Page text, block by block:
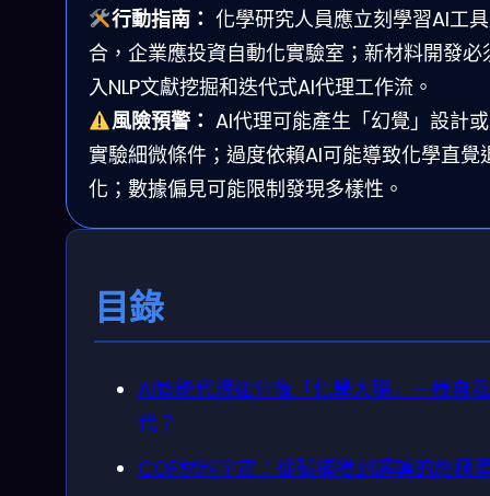
行動指南： 化學研究人員應立刻學習AI工
合，企業應投資自動化實驗室；新材料開發必
入NLP文獻挖掘和迭代式AI代理工作流。
風險預警： AI代理可能產生「幻覺」設計
實驗細微條件；過度依賴AI可能導致化學直覺
化；數據偏見可能限制發現多樣性。
目錄
AI智能代理如何像「化學大腦」一樣自
代？
COF材料宇宙：從碳捕獲到超導的終極